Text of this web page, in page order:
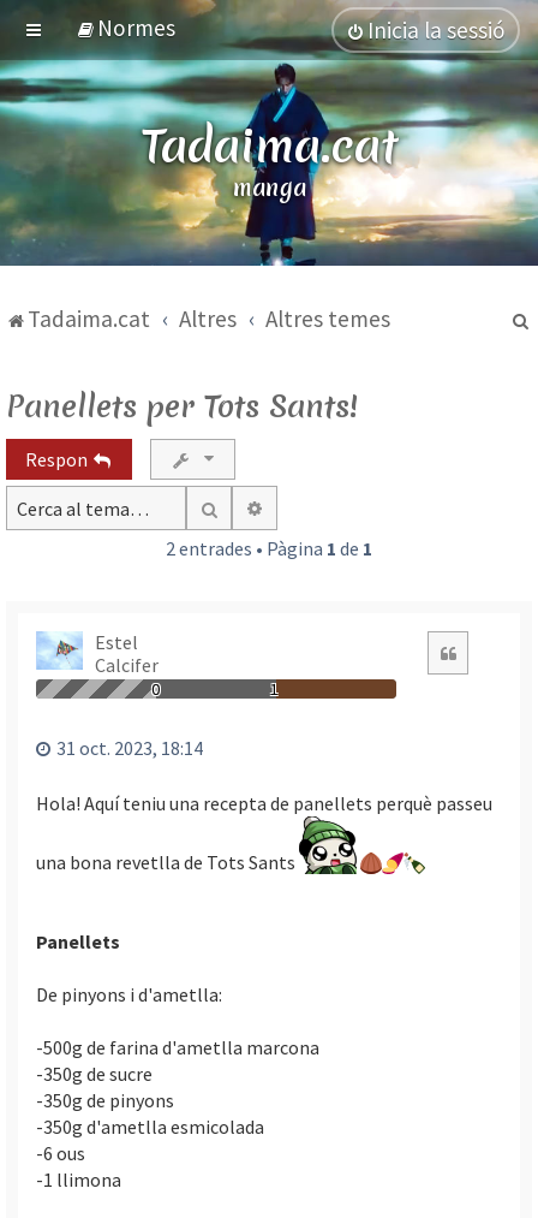
Normes Inicia la sessió
Tadaima.cat
manga
Tadaima.cat Altres Altres temes
Panellets per Tots Sants!
Respon
Cerca
2 entrades • Pàgina 1 de 1
Estel
Calcifer
0 1
31 oct. 2023, 18:14
Hola! Aquí teniu una recepta de panellets perquè passeu
una bona revetlla de Tots Sants
Panellets
De pinyons i d'ametlla:
-500g de farina d'ametlla marcona
-350g de sucre
-350g de pinyons
-350g d'ametlla esmicolada
-6 ous
-1 llimona